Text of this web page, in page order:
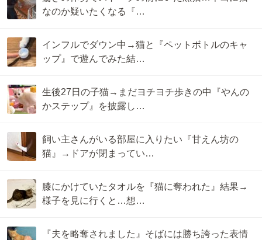
なのか疑いたくなる『…
インフルでダウン中→猫と『ペットボトルのキャ
ップ』で遊んでみた結…
生後27日の子猫→まだヨチヨチ歩きの中『やんの
かステップ』を披露し…
飼い主さんがいる部屋に入りたい『甘えん坊の
猫』→ドアが閉まってい…
膝にかけていたタオルを『猫に奪われた』結果→
様子を見に行くと…想…
『夫を略奪されました』そばには勝ち誇った表情